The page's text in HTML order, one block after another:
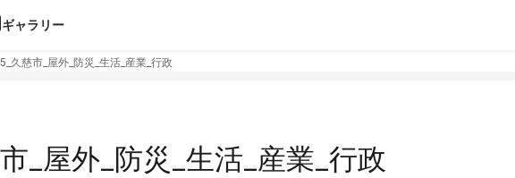
ギャラリー
久慈市_屋外_防災_生活_産業_行政
_屋外_防災_生活_産業_行政